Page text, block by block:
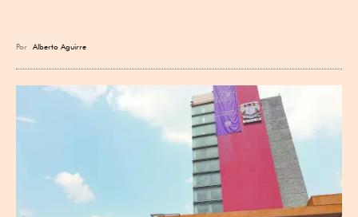
Por Alberto Aguirre